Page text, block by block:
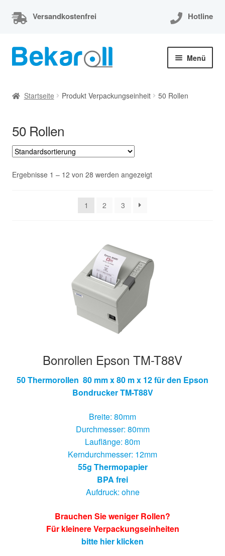
Versandkostenfrei Hotline
Zur
Navigation
Zum
Inhalt
Menü
EC-Cash Rollen
Startseite Produkt Verpackungseinheit 50 Rollen
50 Rollen
Ergebnisse 1 – 12 von 28 werden angezeigt
1 2 3
Bonrollen Epson TM-T88V
50 Thermorollen 80 mm x 80 m x 12 für den Epson
Bondrucker TM-T88V
Breite: 80mm
Durchmesser: 80mm
Lauflänge: 80m
Kerndurchmesser: 12mm
55g Thermopapier
BPA frei
Aufdruck: ohne
Brauchen Sie weniger Rollen?
Für kleinere Verpackungseinheiten
bitte hier klicken